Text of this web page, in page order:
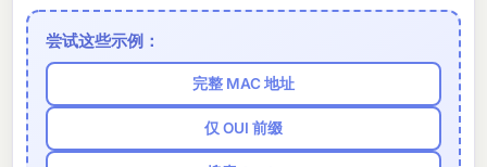
尝试这些示例：
完整 MAC 地址
仅 OUI 前缀